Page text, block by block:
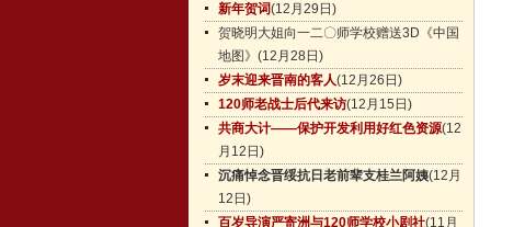
新年贺词(12月29日)
贺晓明大姐向一二〇师学校赠送3D《中国
地图》 (12月28日)
岁末迎来晋南的客人(12月26日)
120师老战士后代来访(12月15日)
共商大计——保护开发利用好红色资源(12
月12日)
沉痛悼念晋绥抗日老前辈支桂兰阿姨(12月
12日)
百岁导演严寄洲与120师学校小剧社(11月